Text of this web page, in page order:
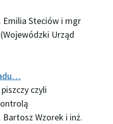
Emilia Steciów i mgr
Urząd
czyli
Bartosz Wzorek i inż.